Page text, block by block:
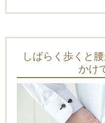
しばらく歩くと
かけ